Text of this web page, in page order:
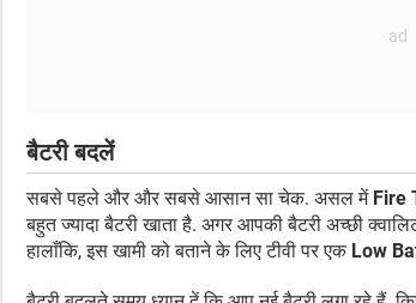
बैटरी बदलें
सबसे पहले और और सबसे आसान सा चेक. असल में Fire
बहुत ज्यादा बैटरी खाता है. अगर आपकी बैटरी अच्छी
हालाँकि, इस खामी को बताने के लिए टीवी पर एक Low